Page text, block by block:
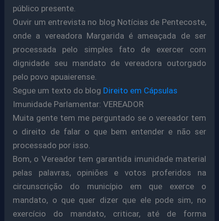
público presente.
Ouvir um entrevista no blog Notícias de Pentecoste,
onde a vereadora Margarida é ameaçada de ser
processada pelo simples fato de exercer com
dignidade seu mandato de vereadora outorgado
pelo povo apuaierense.
Segue um texto do blog Direito em Cápsulas
Imunidade Parlamentar: VEREADOR
Muita gente tem me perguntado se o vereador tem
o direito de falar o que bem entender e não ser
processado por isso.
Bom, o Vereador tem garantida imunidade material
pelas palavras, opiniões e votos proferidos na
circunscrição do município em que exerce o
mandato, o que quer dizer que ele pode sim, no
exercício do mandato, criticar, até de forma